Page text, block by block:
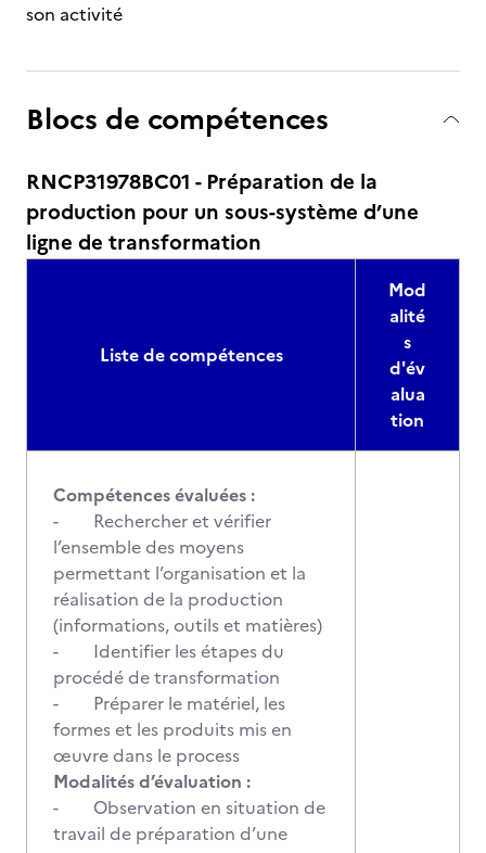
son activité
Blocs de compétences
RNCP31978BC01 - Préparation de la
production pour un sous-système d’une
ligne de transformation
Liste de compétences
Mod
alité
s
d'év
alua
tion
Compétences évaluées :
- Rechercher et vérifier
l’ensemble des moyens
permettant l’organisation et la
réalisation de la production
(informations, outils et matières)
- Identifier les étapes du
procédé de transformation
- Préparer le matériel, les
formes et les produits mis en
œuvre dans le process
Modalités d’évaluation :
- Observation en situation de
travail de préparation d’une